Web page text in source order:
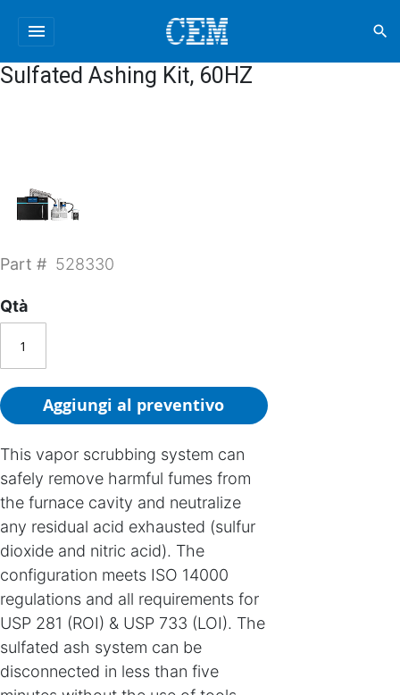
menu search
Sulfated Ashing Kit, 60HZ
Part # 528330
Qtà
Aggiungi al preventivo
This vapor scrubbing system can
safely remove harmful fumes from
the furnace cavity and neutralize
any residual acid exhausted (sulfur
dioxide and nitric acid). The
configuration meets ISO 14000
regulations and all requirements for
USP 281 (ROI) & USP 733 (LOI). The
sulfated ash system can be
disconnected in less than five